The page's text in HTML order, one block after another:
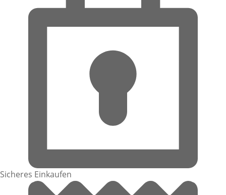
Sicheres Einkaufen